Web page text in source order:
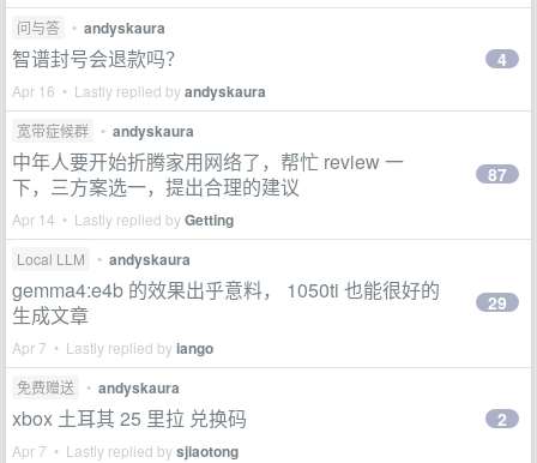
问与答 • andyskaura
智谱封号会退款吗？
Apr 16 • Lastly replied byandyskaura
4
宽带症候群 • andyskaura
中年人要开始折腾家用网络了，帮忙 review 一
下，三方案选一，提出合理的建议
Apr 14 • Lastly replied byGetting
87
Local LLM • andyskaura
gemma4:e4b 的效果出乎意料， 1050ti 也能很好的
生成文章
Apr 7 • Lastly replied byiango
29
免费赠送 • andyskaura
xbox 土耳其 25 里拉 兑换码
Apr 7 • Lastly replied bysjiaotong
2